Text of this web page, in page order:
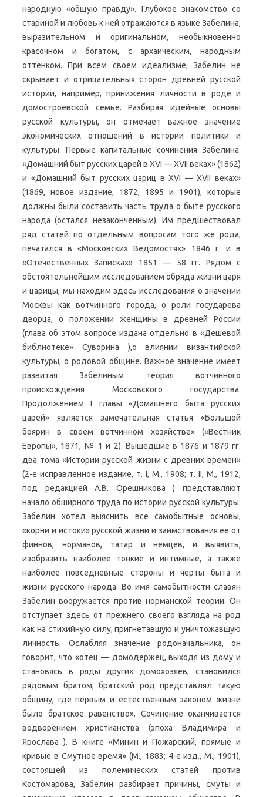
народную «общую правду». Глубокое знакомство со
стариной и любовь к ней отражаются в языке Забелина,
выразительном и оригинальном, необыкновенно
красочном и богатом, с архаическим, народным
оттенком. При всем своем идеализме, Забелин не
скрывает и отрицательных сторон древней русской
истории, например, принижения личности в роде и
домостроевской семье. Разбирая идейные основы
русской культуры, он отмечает важное значение
экономических отношений в истории политики и
культуры. Первые капитальные сочинения Забелина:
«Домашний быт русских царей в XVI — XVII веках» (1862)
и «Домашний быт русских цариц в XVI — XVII веках»
(1869, новое издание, 1872, 1895 и 1901), которые
должны были составить часть труда о быте русского
народа (остался незаконченным). Им предшествовал
ряд статей по отдельным вопросам того же рода,
печатался в «Московских Ведомостях» 1846 г. и в
«Отечественных Записках» 1851 — 58 гг. Рядом с
обстоятельнейшим исследованием обряда жизни царя
и царицы, мы находим здесь исследования о значении
Москвы как вотчинного города, о роли государева
дворца, о положении женщины в древней России
(глава об этом вопросе издана отдельно в «Дешевой
библиотеке» Суворина ),о влиянии византийской
культуры, о родовой общине. Важное значение имеет
развитая Забелиным теория вотчинного
происхождения Московского государства.
Продолжением I главы «Домашнего быта русских
царей» является замечательная статья «Большой
боярин в своем вотчинном хозяйстве» («Вестник
Европы», 1871, № 1 и 2). Вышедшие в 1876 и 1879 гг.
два тома «Истории русской жизни с древних времен»
(2-е исправленное издание, т. I, М., 1908; т. II, М., 1912,
под редакцией А.В. Орешникова ) представляют
начало обширного труда по истории русской культуры.
Забелин хотел выяснить все самобытные основы,
«корни и истоки» русской жизни и заимствования ее от
финнов, норманов, татар и немцев, и выявить,
изобразить наиболее тонкие и интимные, а также
наиболее повседневные стороны и черты быта и
жизни русского народа. Во имя самобытности славян
Забелин вооружается против норманской теории. Он
отступает здесь от прежнего своего взгляда на род
как на стихийную силу, пригнетавшую и уничтожавшую
личность. Ослабляя значение родоначальника, он
говорит, что «отец — домодержец, выходя из дому и
становясь в ряды других домохозяев, становился
рядовым братом; братский род представлял такую
общину, где первым и естественным законом жизни
было братское равенство». Сочинение оканчивается
водворением христианства (эпоха Владимира и
Ярослава ). В книге «Минин и Пожарский, прямые и
кривые в Смутное время» (М., 1883; 4-е изд., М., 1901),
состоящей из полемических статей против
Костомарова, Забелин разбирает причины, смуты и